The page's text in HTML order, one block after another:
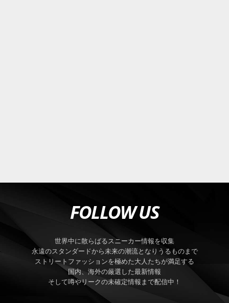
FOLLOW US
世界中に散らばるスニーカー情報を収集
永遠のスタンダードから未来の潮流となりうるものまで
ストリートファッションを極めた大人たちが満足する
国内、海外の厳選した最新情報
そして噂やリークの未確定情報まで配信中！